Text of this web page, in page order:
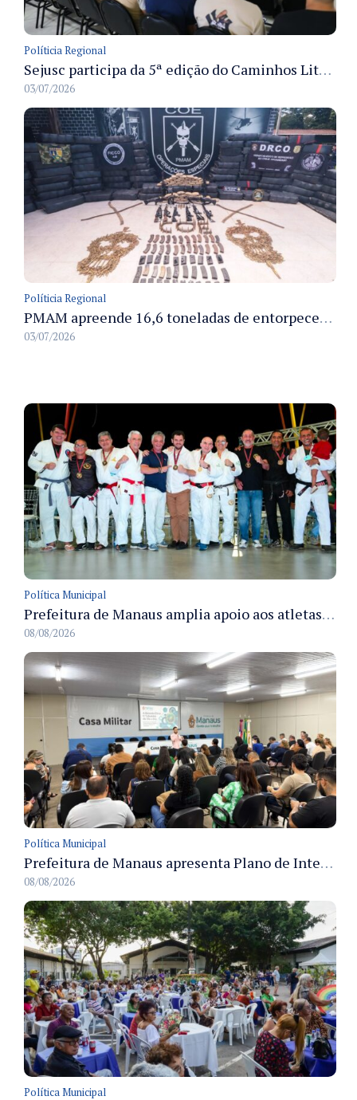
Políticia Regional
Sejusc participa da 5ª edição do Caminhos Literários com foco na cultura hip-hop nas unidades socioeducativas
03/07/2026
Políticia Regional
PMAM apreende 16,6 toneladas de entorpecentes e registra aumento nas prisões em flagrante e nas capturas de foragidos no primeiro semestre de 2026
03/07/2026
Política Municipal
Prefeitura de Manaus amplia apoio aos atletas de 100 para 150 beneficiados a partir do próximo ano
08/08/2026
Política Municipal
Prefeitura de Manaus apresenta Plano de Integridade da CGM e qualifica servidores para governança e conformidade no biênio 2027-2028
08/08/2026
Política Municipal